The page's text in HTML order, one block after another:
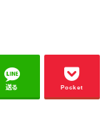
送る Pocket